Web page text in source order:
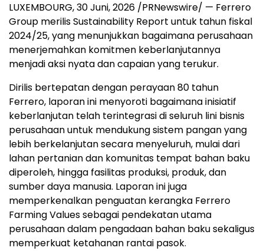
LUXEMBOURG,30 Juni, 2026 /PRNewswire/ — Ferrero
Group merilis Sustainability Report untuk tahun fiskal
2024/25, yang menunjukkan bagaimana perusahaan
menerjemahkan komitmen keberlanjutannya
menjadi aksi nyata dan capaian yang terukur.
Dirilis bertepatan dengan perayaan 80 tahun
Ferrero, laporan ini menyoroti bagaimana inisiatif
keberlanjutan telah terintegrasi di seluruh lini bisnis
perusahaan untuk mendukung sistem pangan yang
lebih berkelanjutan secara menyeluruh, mulai dari
lahan pertanian dan komunitas tempat bahan baku
diperoleh, hingga fasilitas produksi, produk, dan
sumber daya manusia. Laporan ini juga
memperkenalkan penguatan kerangka Ferrero
Farming Values sebagai pendekatan utama
perusahaan dalam pengadaan bahan baku sekaligus
memperkuat ketahanan rantai pasok.